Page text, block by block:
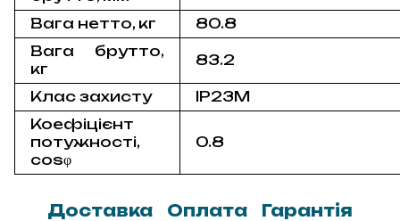
Вага нетто, кг
80.8
Вага брутто,
кг
83.2
Клас захисту
IP23M
Коефіцієнт
потужності,
cosφ
0.8
Доставка Оплата Гарантія